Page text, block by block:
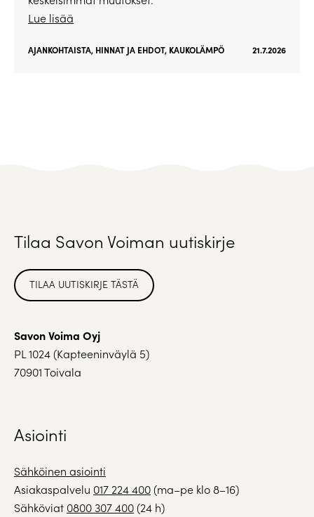
Lue lisää
AJANKOHTAISTA, HINNAT JA EHDOT, KAUKOLÄMPÖ 21.7.2026
Tilaa Savon Voiman uutiskirje
TILAA UUTISKIRJE TÄSTÄ
Savon Voima Oyj
PL 1024 (Kapteeninväylä 5)
70901 Toivala
Asiointi
Sähköinen asiointi
Asiakaspalvelu 017 224 400(ma–pe klo 8–16)
Sähköviat 0800 307 400(24 h)